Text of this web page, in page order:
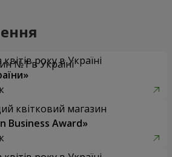
року в Україні
квітковий магазин
Business Award»